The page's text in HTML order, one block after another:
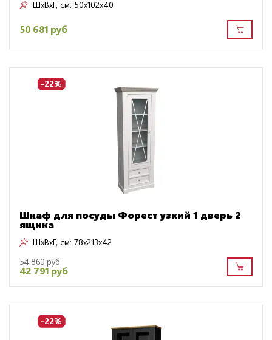
ШxВxГ, см: 50x102x40
50 681 руб
-22%
Шкаф для посуды Форест узкий 1 дверь 2
ящика
ШxВxГ, см: 78x213x42
54 860 руб
42 791 руб
-22%